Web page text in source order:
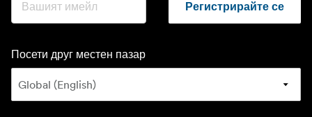
Регистрирайте се
Посети друг местен пазар